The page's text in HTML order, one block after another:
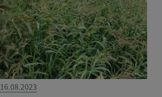
16.08.2023